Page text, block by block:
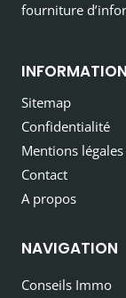
fourniture
INFORMATION
Sitemap
Confidentialité
Mentions légales
Contact
A propos
NAVIGATION
Conseils Immo